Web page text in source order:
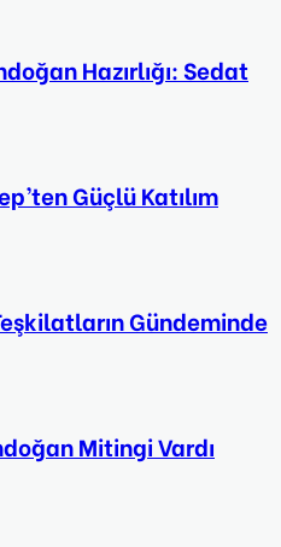
Hazırlığı: Sedat
Güçlü Katılım
Gündeminde
Mitingi Vardı